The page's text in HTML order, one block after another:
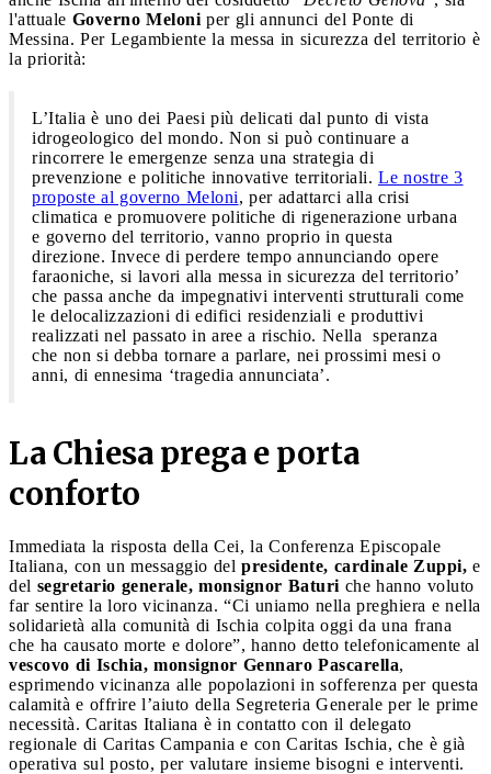
l'attuale Governo Meloni per gli annunci del Ponte di
Messina. Per Legambiente la messa in sicurezza del territorio è
la priorità:
L’Italia è uno dei Paesi più delicati dal punto di vista
idrogeologico del mondo. Non si può continuare a
rincorrere le emergenze senza una strategia di
prevenzione e politiche innovative territoriali. Le nostre 3
proposte al governo Meloni, per adattarci alla crisi
climatica e promuovere politiche di rigenerazione urbana
e governo del territorio, vanno proprio in questa
direzione. Invece di perdere tempo annunciando opere
faraoniche, si lavori alla messa in sicurezza del territorio’
che passa anche da impegnativi interventi strutturali come
le delocalizzazioni di edifici residenziali e produttivi
realizzati nel passato in aree a rischio. Nella speranza
che non si debba tornare a parlare, nei prossimi mesi o
anni, di ennesima ‘tragedia annunciata’.
La Chiesa prega e porta
conforto
Immediata la risposta della Cei, la Conferenza Episcopale
Italiana, con un messaggio del presidente, cardinale Zuppi, e
del segretario generale, monsignor Baturi che hanno voluto
far sentire la loro vicinanza. “Ci uniamo nella preghiera e nella
solidarietà alla comunità di Ischia colpita oggi da una frana
che ha causato morte e dolore”, hanno detto telefonicamente al
vescovo di Ischia, monsignor Gennaro Pascarella,
esprimendo vicinanza alle popolazioni in sofferenza per questa
calamità e offrire l’aiuto della Segreteria Generale per le prime
necessità. Caritas Italiana è in contatto con il delegato
regionale di Caritas Campania e con Caritas Ischia, che è già
operativa sul posto, per valutare insieme bisogni e interventi.